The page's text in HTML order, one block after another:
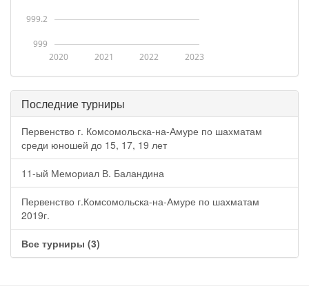
2020 2021 2022 2023
999
999.2
Последние турниры
Первенство г. Комсомольска-на-Амуре по шахматам
среди юношей до 15, 17, 19 лет
11-ый Мемориал В. Баландина
Первенство г.Комсомольска-на-Амуре по шахматам
2019г.
Все турниры (3)